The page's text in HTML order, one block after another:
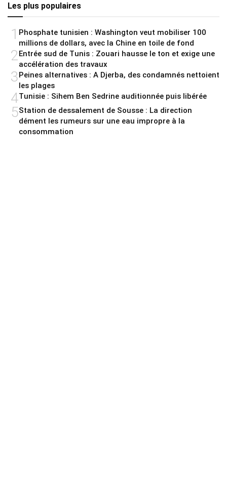
Les plus populaires
1 Phosphate tunisien : Washington veut mobiliser 100
millions de dollars, avec la Chine en toile de fond
2 Entrée sud de Tunis : Zouari hausse le ton et exige une
accélération des travaux
3Peines alternatives : A Djerba, des condamnés nettoient
les plages
4Tunisie : Sihem Ben Sedrine auditionnée puis libérée
5Station de dessalement de Sousse : La direction
dément les rumeurs sur une eau impropre à la
consommation